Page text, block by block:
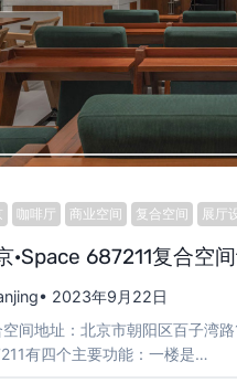
咖啡厅 商业空间 复合空间 展厅
·Space 687211复合空
• 2023年9月22日
空间地址：北京市朝阳区百子湾
有四个主要功能：一楼是…